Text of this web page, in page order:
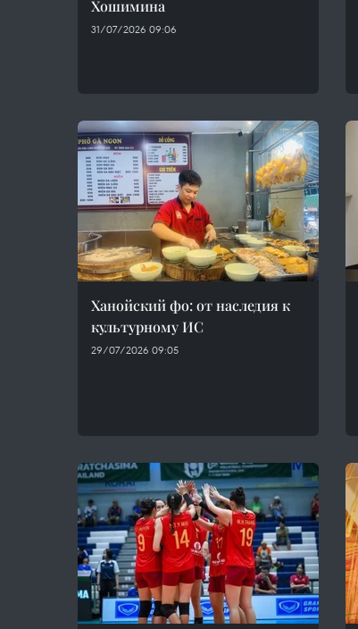
Хошимина
31/07/2026 09:06
Ханойский фо: от наследия к
культурному ИС
29/07/2026 09:05